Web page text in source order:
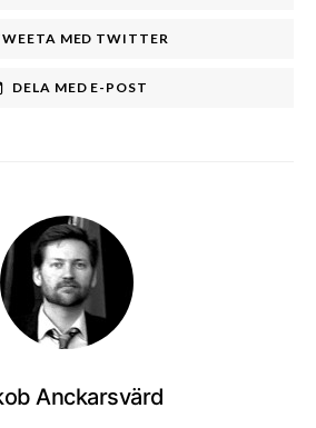
MED TWITTER
DELA MED E-POST
Anckarsvärd